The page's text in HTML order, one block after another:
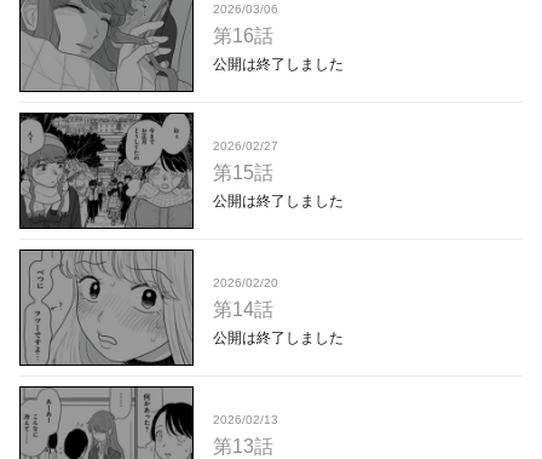
2026/03/06
第16話
公開は終了しました
2026/02/27
第15話
公開は終了しました
2026/02/20
第14話
公開は終了しました
2026/02/13
第13話